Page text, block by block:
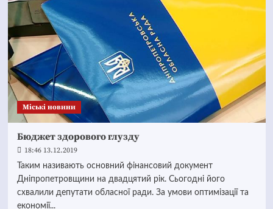
Mіські новини
Бюджет здорового глузду
18:46 13.12.2019
Таким називають основний фінансовий документ
Дніпропетровщини на двадцятий рік. Сьогодні його
схвалили депутати обласної ради. За умови оптимізації та
економії...